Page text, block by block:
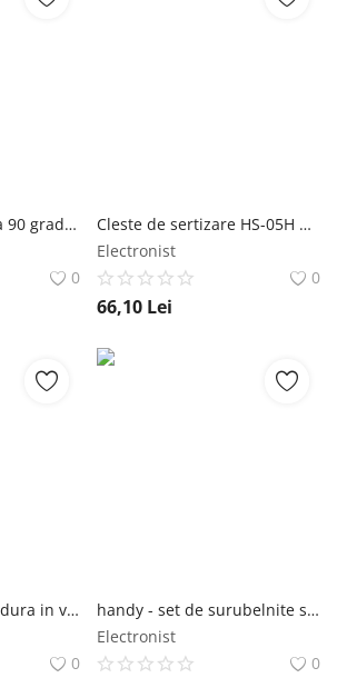
Vinclu cu menghina 90 grade pentru tamplarie
0
Cleste de sertizare HS-05H pentru cablu coaxial TIPA
Electronist
0
66,10 Lei
suport magnetic sudura in v 25lbs Almaz
0
handy - set de surubelnite si chei tubulare - practic si compact HANDY
Electronist
0